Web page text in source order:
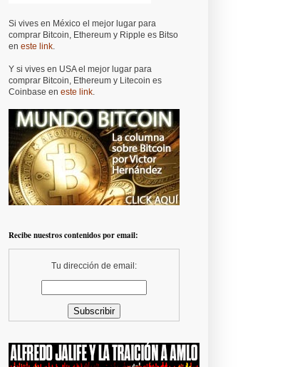
Si vives en México el mejor lugar para
comprar Bitcoin, Ethereum y Ripple es Bitso
en este link.
Y si vives en USA el mejor lugar para
comprar Bitcoin, Ethereum y Litecoin es
Coinbase en este link.
Recibe nuestros contenidos por email:
Tu dirección de email: